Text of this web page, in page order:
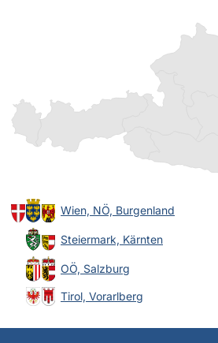
Wien, NÖ, Burgenland
Steiermark, Kärnten
OÖ, Salzburg
Tirol, Vorarlberg